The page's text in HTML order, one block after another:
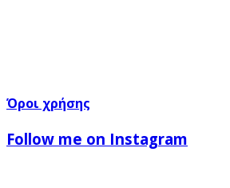
Όροι χρήσης
Follow me on Instagram